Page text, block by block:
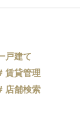
戸建て
賃貸管理
店舗検索